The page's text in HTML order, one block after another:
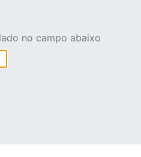
no campo abaixo